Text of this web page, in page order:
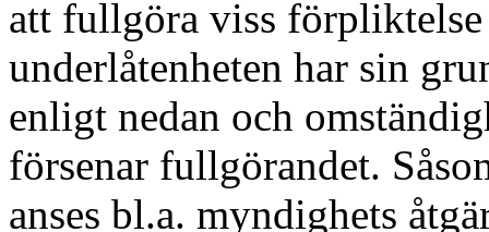
att fullgöra viss
underlåtenheten har sin
enligt nedan och
försenar fullgörandet.
anses bl.a. myndighets